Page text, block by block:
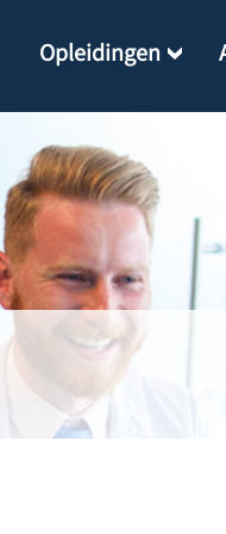
Opleidingen